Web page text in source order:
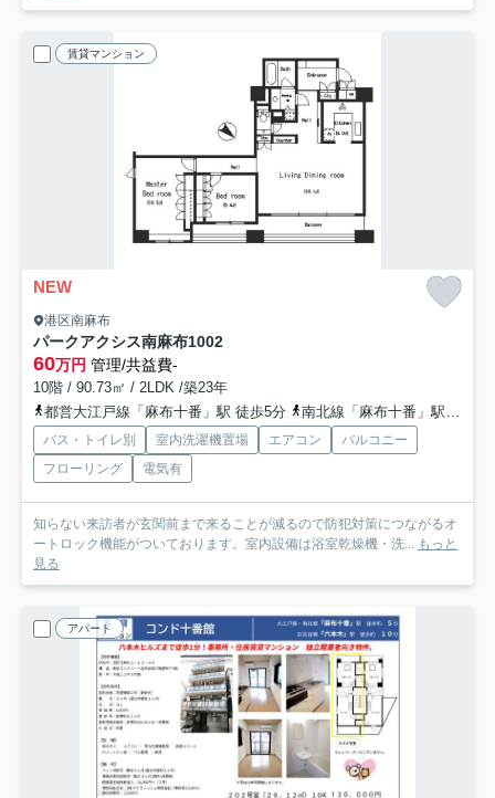
賃貸マンション
NEW
港区南麻布
パークアクシス南麻布1002
60万円 管理/共益費-
10階 / 90.73㎡ / 2LDK /築23年
都営大江戸線「麻布十番」駅 徒歩5分
南北線「麻布十番」駅 徒歩5分
バス・トイレ別 室内洗濯機置場 エアコン
バルコニー
フローリング
電気有
知らない来訪者が玄関前まで来ることが減るので防犯対策につながるオ
ートロック機能がついております。室内設備は浴室乾燥機・洗... もっと
見る
アパート